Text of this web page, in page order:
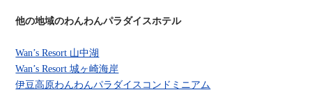
他の地域のわんわんパラダイスホテル
Wan’s Resort 山中湖
Wan’s Resort 城ヶ崎海岸
伊豆高原わんわんパラダイスコンドミニアム